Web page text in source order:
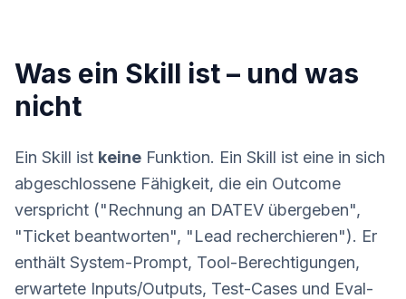
Was ein Skill ist – und was
nicht
Ein Skill ist keine Funktion. Ein Skill ist eine in sich
abgeschlossene Fähigkeit, die ein Outcome
verspricht ("Rechnung an DATEV übergeben",
"Ticket beantworten", "Lead recherchieren"). Er
enthält System-Prompt, Tool-Berechtigungen,
erwartete Inputs/Outputs, Test-Cases und Eval-